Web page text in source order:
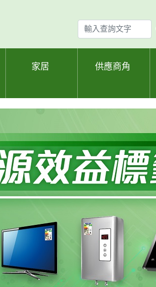
輸
入
查
家居 供應商角